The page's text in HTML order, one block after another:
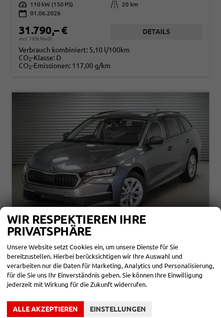
Leistung
110 kW (150 PS) Kilometerstand
20 km
01.06.2026
31.790,– €
incl. 19% MwSt.
DETAILS
Verbrauch kombiniert: 5,10 l/100km
CO2-Klasse: D
CO2-Emissionen: 117,00 g/km
SKODA OCTAVIA COMBI
KOMBI 1,5 TSI MHEV DSG SELECTION - LAGER
sofort lieferbar Fahrzeug mit Tageszulassung
Fahrzeugnr. 866462 Getriebe Automatik
Kraftstoff Benzin Außenfarbe Graphite Grau Metallic (5X)
01.06.2026
WIR RESPEKTIEREN IHRE
PRIVATSPHÄRE
Unsere Website setzt Cookies ein, um unsere Dienste für Sie
bereitzustellen. Hierbei berücksichtigen wir Ihre Auswahl und
verarbeiten nur die Daten für Marketing, Analytics und Personalisierung,
für die Sie uns Ihr Einverständnis geben. Sie können Ihre Einwilligung
jederzeit mit Wirkung für die Zukunft widerrufen.
ALLE AKZEPTIEREN EINSTELLUNGEN